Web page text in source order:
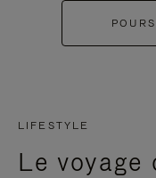
LIFESTYLE
Le voyage